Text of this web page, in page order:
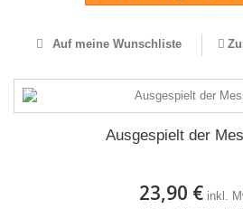
Auf meine Wunschliste
Ausgespielt der
23,90 € inkl.